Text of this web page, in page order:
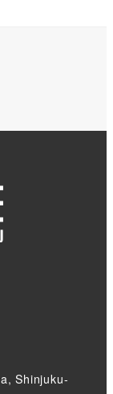
Shinjuku-